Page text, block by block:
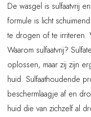
De wasgel is sulfaatvrij
formule is licht
te drogen of te irriteren.
Waarom sulfaatvrij?
oplossen, maar zij zijn
huid. Sulfaathoudende
beschermlaagje af en
huid die van zichzelf al